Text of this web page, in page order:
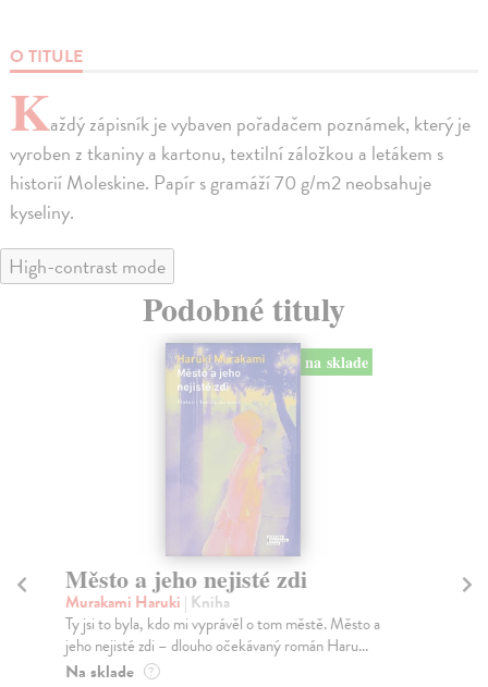
O TITULE
Každý zápisník je vybaven pořadačem poznámek, který je
vyroben z tkaniny a kartonu, textilní záložkou a letákem s
historií Moleskine. Papír s gramáží 70 g/m2 neobsahuje
kyseliny.
High-contrast mode
Podobné tituly
na sklade
Město a jeho nejisté zdi
Murakami Haruki | Kniha
Ty jsi to byla, kdo mi vyprávěl o tom městě. Město a
jeho nejisté zdi – dlouho očekávaný román Haru...
Na sklade ?